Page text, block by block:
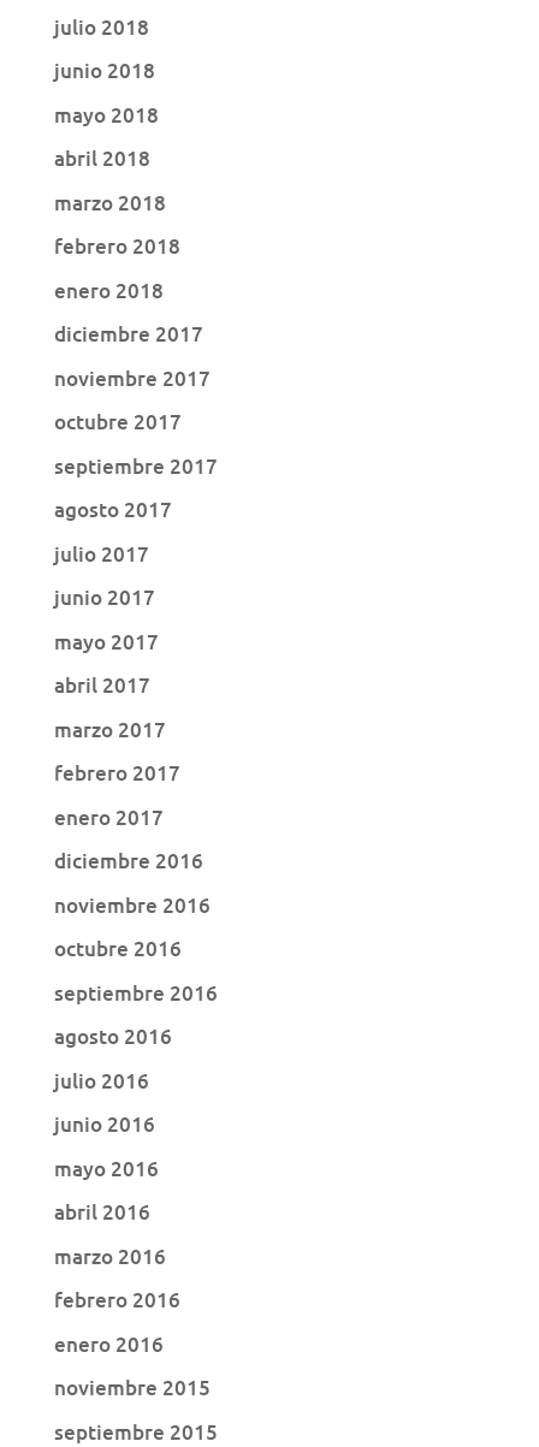
julio 2018
junio 2018
mayo 2018
abril 2018
marzo 2018
febrero 2018
enero 2018
diciembre 2017
noviembre 2017
octubre 2017
septiembre 2017
agosto 2017
julio 2017
junio 2017
mayo 2017
abril 2017
marzo 2017
febrero 2017
enero 2017
diciembre 2016
noviembre 2016
octubre 2016
septiembre 2016
agosto 2016
julio 2016
junio 2016
mayo 2016
abril 2016
marzo 2016
febrero 2016
enero 2016
noviembre 2015
septiembre 2015